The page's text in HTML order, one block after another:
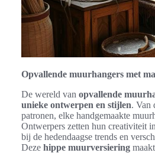
Opvallende muurhangers met
De wereld van opvallende
unieke ontwerpen en stijlen. Van
patronen, elke handgemaakte
Ontwerpers zetten hun creativiteit
bij de hedendaagse trends en
Deze hippe muurversiering